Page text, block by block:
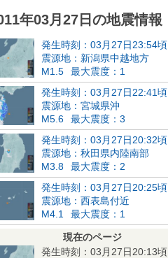
年03月27日の地震情報
発生時刻：03月27日23:54頃
震源地：新潟県中越地方
M1.5
最大震度：1
発生時刻：03月27日22:41頃
震源地：宮城県沖
M5.6
最大震度：3
発生時刻：03月27日20:32頃
震源地：秋田県内陸南部
M3.8
最大震度：2
発生時刻：03月27日20:25頃
震源地：西表島付近
M4.1
最大震度：1
現在のページ
発生時刻：03月27日20:13頃